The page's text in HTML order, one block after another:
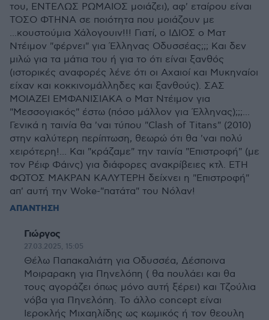
του, ΕΝΤΕΛΩΣ ΡΩΜΑΙΟΣ μοιάζει), αφ' εταίρου είναι
ΤΟΣΟ ΦΤΗΝΑ σε ποιότητα που μοιάζουν με
...κουστούμια Χάλογουιν!!! Γιατί, ο ΙΔΙΟΣ ο Ματ
Ντέιμον "φέρνει" για Έλληνας Οδυσσέας;;; Και δεν
μιλώ για τα μάτια του ή για το ότι είναι ξανθός
(ιστορικές αναφορές λένε ότι οι Αχαιοί και Μυκηναίοι
είχαν και κοκκινομάλληδες και ξανθούς). ΣΑΣ
ΜΟΙΑΖΕΙ ΕΜΦΑΝΙΣΙΑΚΑ ο Ματ Ντέιμον για
"Μεσσογιακός" έστω (πόσο μάλλον για Έλληνας);;;...
Γενικά η ταινία θα 'ναι τύπου "Clash of Titans" (2010)
στην καλύτερη περίπτωση, θεωρώ ότι θα 'ναι πολύ
χειρότερη!... Και "κράζαμε" την ταινία "Επιστροφή" (με
τον Ρέιφ Φάινς) για διάφορες ανακρίβειες κτλ. ΕΤΗ
ΦΩΤΟΣ ΜΑΚΡΑΝ ΚΑΛΥΤΕΡΗ δείχνει η "Επιστροφή"
απ' αυτή την Woke-"πατάτα" του Νόλαν!
ΑΠΑΝΤΗΣΗ
Γιώργος
27.03.2025, 15:05
Θέλω Παπακαλιάτη για Οδυσσέα, Δέσποινα
Μοιραρακη για Πηνελόπη ( θα πουλάει και θα
τους αγοράζει όπως μόνο αυτή ξέρει) και Τζούλια
νόβα για Πηνελόπη. Το άλλο concept είναι
Ιεροκλής Μιχαηλίδης ως κωμικός ή τον θεουλη